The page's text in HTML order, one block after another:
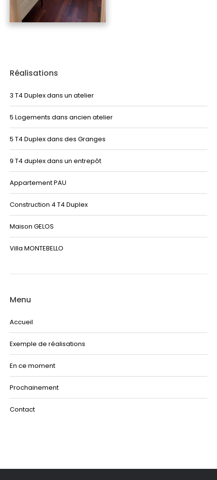
Réalisations
3 T4 Duplex dans un atelier
5 Logements dans ancien atelier
5 T4 Duplex dans des Granges
9 T4 duplex dans un entrepôt
Appartement PAU
Construction 4 T4 Duplex
Maison GELOS
Villa MONTEBELLO
Menu
Accueil
Exemple de réalisations
En ce moment
Prochainement
Contact